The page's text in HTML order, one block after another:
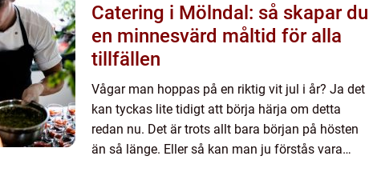
Catering i Mölndal: så skapar du
en minnesvärd måltid för alla
tillfällen
Vågar man hoppas på en riktig vit jul i år? Ja det
kan tyckas lite tidigt att börja härja om detta
redan nu. Det är trots allt bara början på hösten
än så länge. Eller så kan man ju förstås vara